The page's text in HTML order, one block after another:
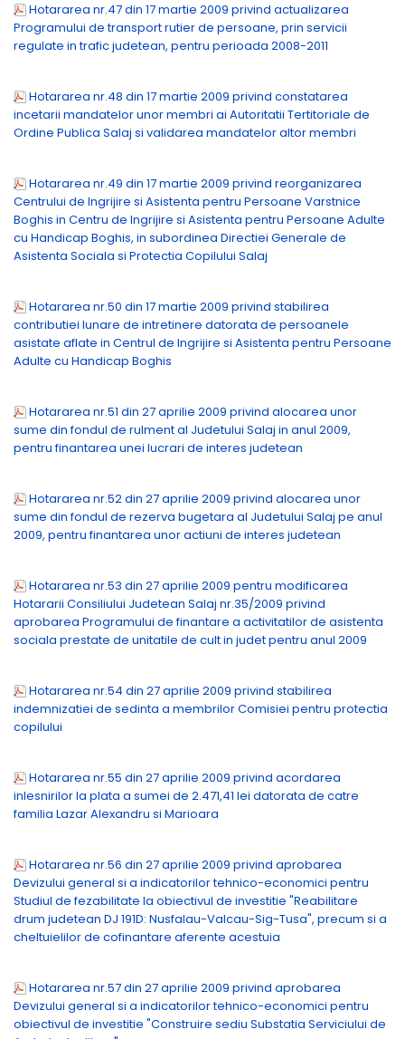
Hotararea nr.47 din 17 martie 2009 privind actualizarea
Programului de transport rutier de persoane, prin servicii
regulate in trafic judetean, pentru perioada 2008-2011
Hotararea nr.48 din 17 martie 2009 privind constatarea
incetarii mandatelor unor membri ai Autoritatii Tertitoriale de
Ordine Publica Salaj si validarea mandatelor altor membri
Hotararea nr.49 din 17 martie 2009 privind reorganizarea
Centrului de Ingrijire si Asistenta pentru Persoane Varstnice
Boghis in Centru de Ingrijire si Asistenta pentru Persoane Adulte
cu Handicap Boghis, in subordinea Directiei Generale de
Asistenta Sociala si Protectia Copilului Salaj
Hotararea nr.50 din 17 martie 2009 privind stabilirea
contributiei lunare de intretinere datorata de persoanele
asistate aflate in Centrul de Ingrijire si Asistenta pentru Persoane
Adulte cu Handicap Boghis
Hotararea nr.51 din 27 aprilie 2009 privind alocarea unor
sume din fondul de rulment al Judetului Salaj in anul 2009,
pentru finantarea unei lucrari de interes judetean
Hotararea nr.52 din 27 aprilie 2009 privind alocarea unor
sume din fondul de rezerva bugetara al Judetului Salaj pe anul
2009, pentru finantarea unor actiuni de interes judetean
Hotararea nr.53 din 27 aprilie 2009 pentru modificarea
Hotararii Consiliului Judetean Salaj nr.35/2009 privind
aprobarea Programului de finantare a activitatilor de asistenta
sociala prestate de unitatile de cult in judet pentru anul 2009
Hotararea nr.54 din 27 aprilie 2009 privind stabilirea
indemnizatiei de sedinta a membrilor Comisiei pentru protectia
copilului
Hotararea nr.55 din 27 aprilie 2009 privind acordarea
inlesnirilor la plata a sumei de 2.471,41 lei datorata de catre
familia Lazar Alexandru si Marioara
Hotararea nr.56 din 27 aprilie 2009 privind aprobarea
Devizului general si a indicatorilor tehnico-economici pentru
Studiul de fezabilitate la obiectivul de investitie "Reabilitare
drum judetean DJ 191D: Nusfalau-Valcau-Sig-Tusa", precum si a
cheltuielilor de cofinantare aferente acestuia
Hotararea nr.57 din 27 aprilie 2009 privind aprobarea
Devizului general si a indicatorilor tehnico-economici pentru
obiectivul de investitie "Construire sediu Substatia Serviciului de